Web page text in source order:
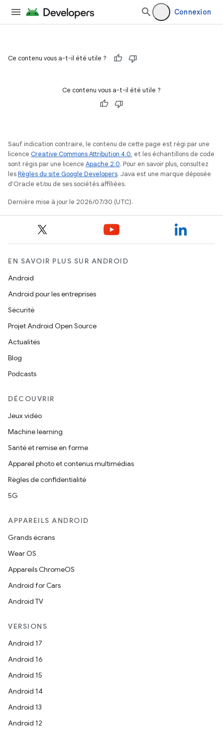
Connexion
Ce contenu vous a-t-il été utile ?
Ce contenu vous a-t-il été utile ?
Sauf indication contraire, le contenu de cette page est régi par une
licence Creative Commons Attribution 4.0, et les échantillons de code
sont régis par une licence Apache 2.0. Pour en savoir plus, consultez
lesRègles du site Google Developers. Java est une marque déposée
d'Oracle et/ou de ses sociétés affiliées.
Dernière mise à jour le 2026/07/30 (UTC).
EN SAVOIR PLUS SUR ANDROID
Android
Android pour les entreprises
Sécurité
Projet Android Open Source
Actualités
Blog
Podcasts
DÉCOUVRIR
Jeux vidéo
Machine learning
Santé et remise en forme
Appareil photo et contenus multimédias
Règles de confidentialité
5G
APPAREILS ANDROID
Grands écrans
Wear OS
Appareils ChromeOS
Android for Cars
Android TV
VERSIONS
Android 17
Android 16
Android 15
Android 14
Android 13
Android 12